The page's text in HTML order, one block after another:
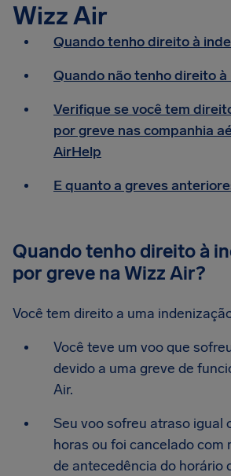
Wizz Air
Quando tenho direito à
Quando não tenho direito à
Verifique se você tem
por greve nas companhia
AirHelp
E quanto a greves
Quando tenho direito à
por greve na Wizz Air?
Você tem direito a uma
Você teve um voo que
devido a uma greve de
Air.
Seu voo sofreu atraso igual
horas ou foi cancelado com
de antecedência do horário